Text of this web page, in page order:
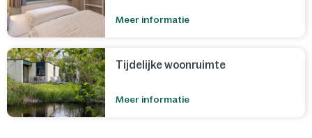
Meer informatie
Tijdelijke woonruimte
Meer informatie